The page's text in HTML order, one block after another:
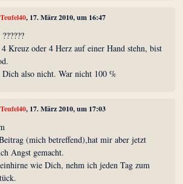
, 17. März 2010, um 16:47
4 Kreuz oder 4 Herz auf einer Hand stehn, bist
also nicht. War nicht 100 %
, 17. März 2010, um 17:03
(mich betreffend),hat mir aber jetzt
Angst gemacht.
wie Dich, nehm ich jeden Tag zum